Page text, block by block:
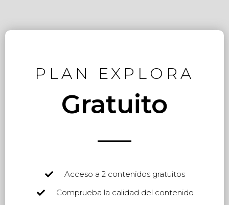
PLAN EXPLORA
Gratuito
Acceso a 2 contenidos gratuitos
Comprueba la calidad del contenido